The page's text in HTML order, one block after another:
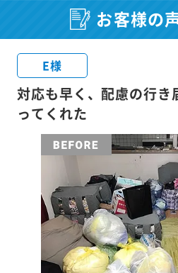
お客様の
E様
対応も早く、配慮の行
ってくれた